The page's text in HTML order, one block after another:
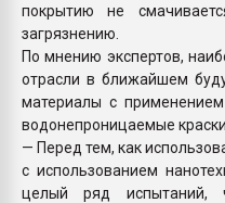
покрытию не
загрязнению.
По мнению экспертов,
отрасли в ближайшем
материалы с
водонепроницаемые краски.
— Перед тем, как
с использованием
целый ряд испытаний,